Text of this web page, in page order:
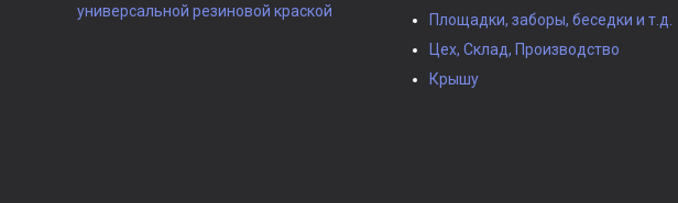
универсальной резиновой краской
Площадки, заборы, беседки и т.д.
Цех, Склад, Производство
Крышу